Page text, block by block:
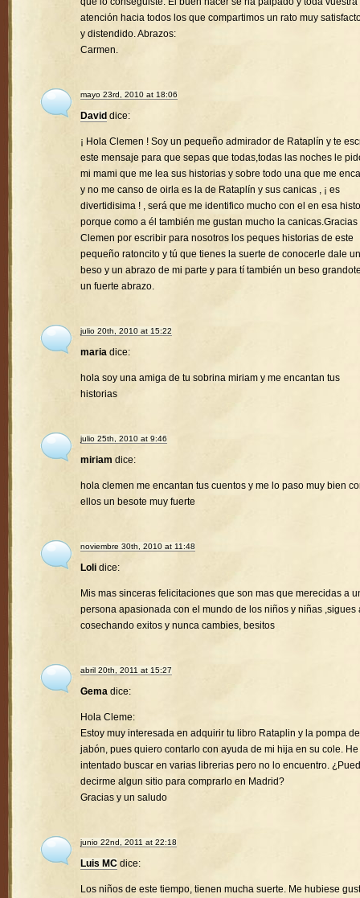
atención hacia todos los que compartimos un rato muy
y distendido. Abrazos:
Carmen.
mayo 23rd, 2010 at 18:06
David dice:
¡ Hola Clemen ! Soy un pequeño admirador de Rataplín y te
este mensaje para que sepas que todas,todas las noches le
mi mami que me lea sus historias y sobre todo una que me
y no me canso de oirla es la de Rataplín y sus canicas , ¡ es
divertidisima ! , será que me identifico mucho con el en esa
porque como a él también me gustan mucho la canicas.Gracias
Clemen por escribir para nosotros los peques historias de este
pequeño ratoncito y tú que tienes la suerte de conocerle dale un
beso y un abrazo de mi parte y para tí también un beso
un fuerte abrazo.
julio 20th, 2010 at 15:22
maria dice:
hola soy una amiga de tu sobrina miriam y me encantan tus
historias
julio 25th, 2010 at 9:46
miriam dice:
hola clemen me encantan tus cuentos y me lo paso muy bien
ellos un besote muy fuerte
noviembre 30th, 2010 at 11:48
Loli dice:
Mis mas sinceras felicitaciones que son mas que merecidas a
persona apasionada con el mundo de los niños y niñas ,sigues
cosechando exitos y nunca cambies, besitos
abril 20th, 2011 at 15:27
Gema dice:
Hola Cleme:
Estoy muy interesada en adquirir tu libro Rataplin y la pompa de
jabón, pues quiero contarlo con ayuda de mi hija en su cole. He
intentado buscar en varias librerias pero no lo encuentro.
decirme algun sitio para comprarlo en Madrid?
Gracias y un saludo
junio 22nd, 2011 at 22:18
Luis MC dice:
Los niños de este tiempo, tienen mucha suerte. Me hubiese